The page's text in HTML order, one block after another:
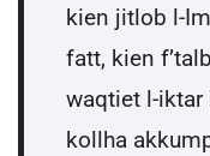
kien jitlob l-
fatt, kien
waqtiet l-iktar
kollha